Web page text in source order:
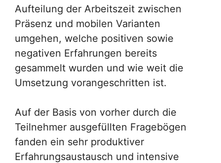
Aufteilung der Arbeitszeit zwischen
Präsenz und mobilen Varianten
umgehen, welche positiven sowie
negativen Erfahrungen bereits
gesammelt wurden und wie weit die
Umsetzung vorangeschritten ist.
Auf der Basis von vorher durch die
Teilnehmer ausgefüllten Fragebögen
fanden ein sehr produktiver
Erfahrungsaustausch und intensive